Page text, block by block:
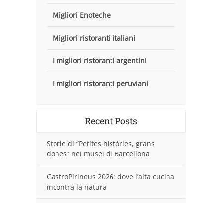
Migliori Enoteche
Migliori ristoranti italiani
I migliori ristoranti argentini
I migliori ristoranti peruviani
Recent Posts
Storie di “Petites històries, grans
dones” nei musei di Barcellona
GastroPirineus 2026: dove l’alta cucina
incontra la natura